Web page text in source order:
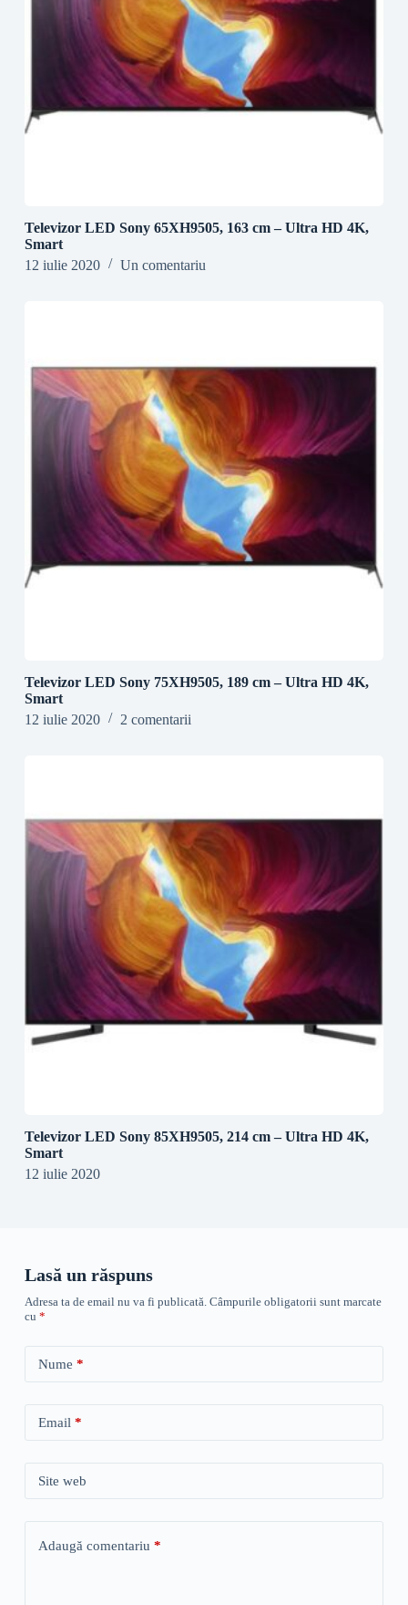
Televizor LED Sony 65XH9505, 163 cm – Ultra HD 4K,
Smart
12 iulie 2020
Un comentariu
Televizor LED Sony 75XH9505, 189 cm – Ultra HD 4K,
Smart
12 iulie 2020
2 comentarii
Televizor LED Sony 85XH9505, 214 cm – Ultra HD 4K,
Smart
12 iulie 2020
Lasă un răspuns
Adresa ta de email nu va fi publicată. Câmpurile obligatorii sunt marcate
cu *
Nume *
Email *
Site web
Adaugă comentariu *